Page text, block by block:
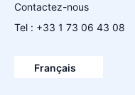
Contactez-nous
Tel : +33 1 73 06 43 08
Français
Español
Deutsch